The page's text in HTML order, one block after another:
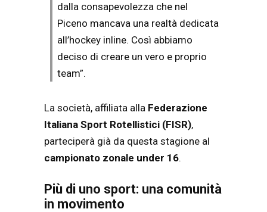
dalla consapevolezza che nel
Piceno mancava una realtà dedicata
all’hockey inline. Così abbiamo
deciso di creare un vero e proprio
team”.
La società, affiliata alla Federazione
Italiana Sport Rotellistici (FISR),
parteciperà già da questa stagione al
campionato zonale under 16.
Più di uno sport: una comunità
in movimento